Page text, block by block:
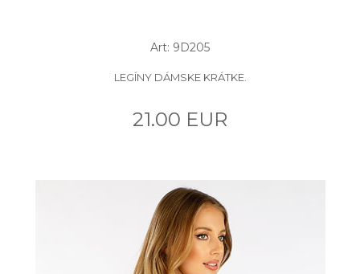
Art: 9D205
LEGÍNY DÁMSKE KRÁTKE.
21.00 EUR